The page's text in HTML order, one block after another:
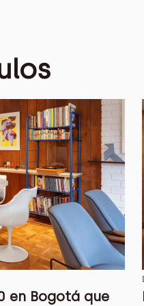
en Bogotá que